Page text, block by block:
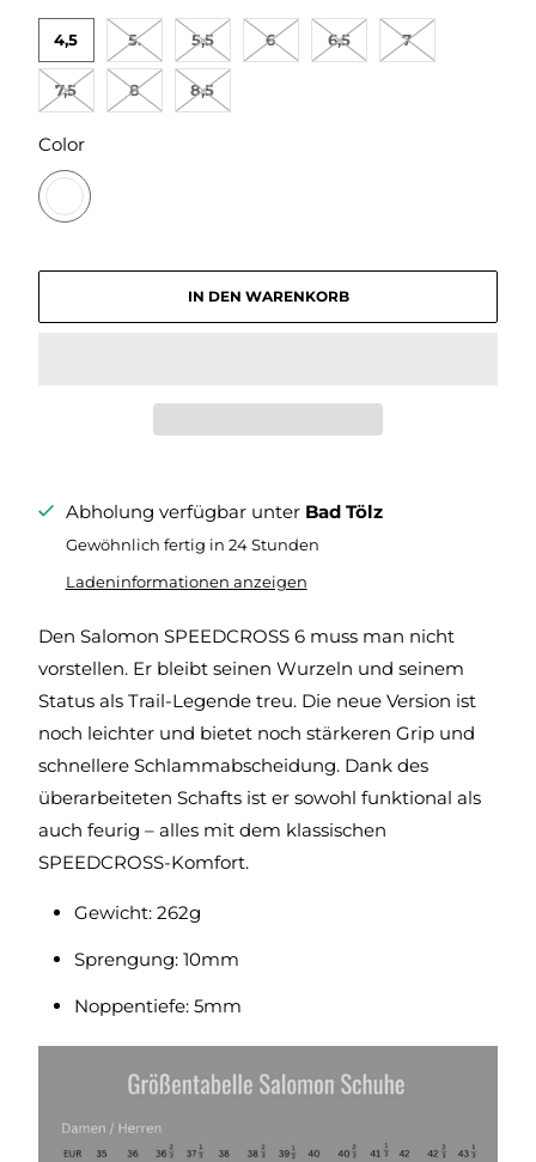
4,5 5. 5,5 6 6,5 7
7,5 8 8,5
Color
SWATCH-WEISS
IN DEN WARENKORB
Abholung verfügbar unter Bad Tölz
Gewöhnlich fertig in 24 Stunden
Ladeninformationen anzeigen
Den Salomon SPEEDCROSS 6 muss man nicht
vorstellen. Er bleibt seinen Wurzeln und seinem
Status als Trail-Legende treu. Die neue Version ist
noch leichter und bietet noch stärkeren Grip und
schnellere Schlammabscheidung. Dank des
überarbeiteten Schafts ist er sowohl funktional als
auch feurig – alles mit dem klassischen
SPEEDCROSS-Komfort.
Gewicht: 262g
Sprengung: 10mm
Noppentiefe: 5mm